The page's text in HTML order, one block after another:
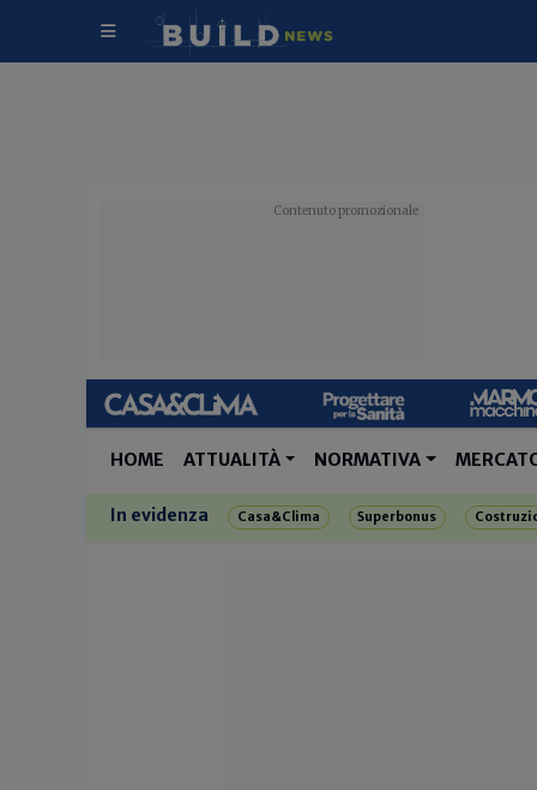
HOME ATTUALITÀ NORMATIVA
In evidenza Casa&Clima Superbonus